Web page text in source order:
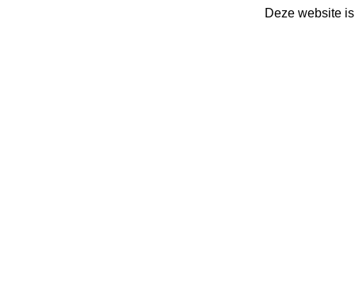
Deze website